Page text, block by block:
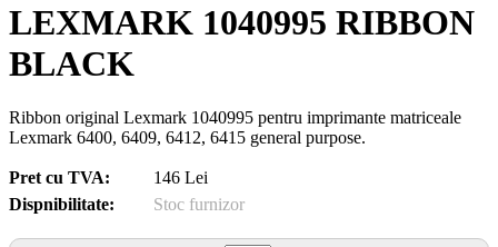
LEXMARK 1040995 RIBBON
BLACK
Ribbon original Lexmark 1040995 pentru imprimante matriceale
Lexmark 6400, 6409, 6412, 6415 general purpose.
Pret cu TVA:
146 Lei
Dispnibilitate:
Stoc furnizor